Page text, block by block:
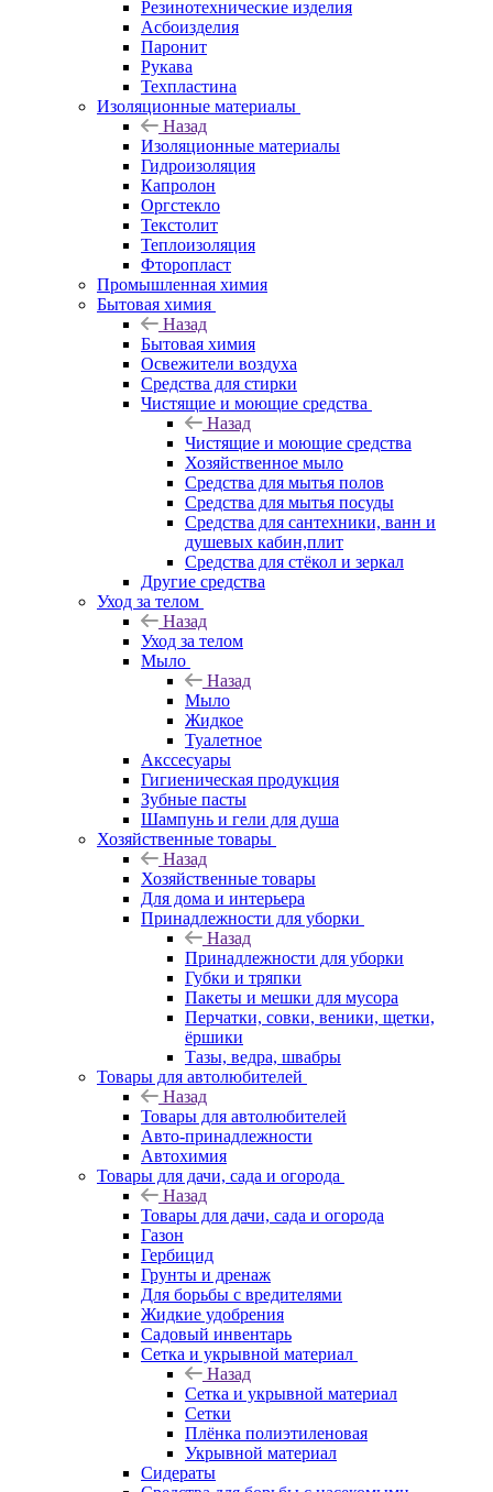
Резинотехнические изделия
Асбоизделия
Паронит
Рукава
Техпластина
Изоляционные материалы
Назад
Изоляционные материалы
Гидроизоляция
Капролон
Оргстекло
Текстолит
Теплоизоляция
Фторопласт
Промышленная химия
Бытовая химия
Назад
Бытовая химия
Освежители воздуха
Средства для стирки
Чистящие и моющие средства
Назад
Чистящие и моющие средства
Хозяйственное мыло
Средства для мытья полов
Средства для мытья посуды
Средства для сантехники, ванн и
душевых кабин,плит
Средства для стёкол и зеркал
Другие средства
Уход за телом
Назад
Уход за телом
Мыло
Назад
Мыло
Жидкое
Туалетное
Акссесуары
Гигиеническая продукция
Зубные пасты
Шампунь и гели для душа
Хозяйственные товары
Назад
Хозяйственные товары
Для дома и интерьера
Принадлежности для уборки
Назад
Принадлежности для уборки
Губки и тряпки
Пакеты и мешки для мусора
Перчатки, совки, веники, щетки,
ёршики
Тазы, ведра, швабры
Товары для автолюбителей
Назад
Товары для автолюбителей
Авто-принадлежности
Автохимия
Товары для дачи, сада и огорода
Назад
Товары для дачи, сада и огорода
Газон
Гербицид
Грунты и дренаж
Для борьбы с вредителями
Жидкие удобрения
Садовый инвентарь
Сетка и укрывной материал
Назад
Сетка и укрывной материал
Сетки
Плёнка полиэтиленовая
Укрывной материал
Сидераты